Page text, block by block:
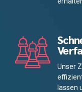
Unser
lassen